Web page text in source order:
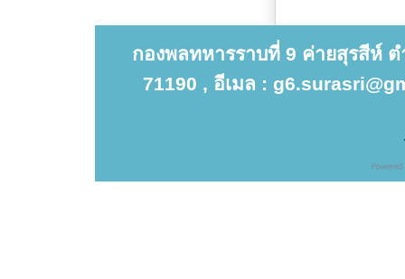
กองพลทหารราบที่ 9 ค่ายสุรสีห์
71190 , อีเมล :